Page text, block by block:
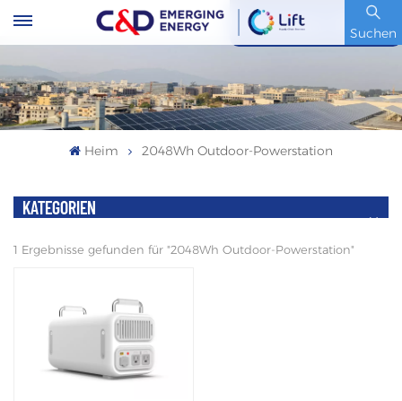
Suchen
Artikelnummer : 600153.SH
Heim 2048Wh Outdoor-Powerstation
KATEGORIEN
1 Ergebnisse gefunden für "2048Wh Outdoor-Powerstation"